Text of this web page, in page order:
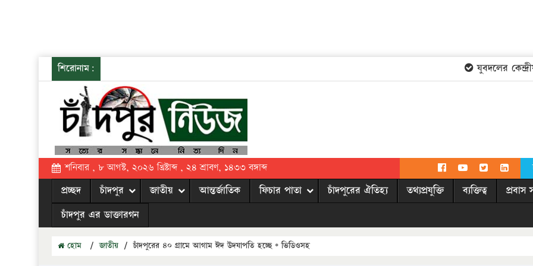
শিরোনাম: যুবদলের কেন্দ্রীয়
শনিবার , ৮ আগস্ট, ২০২৬ খ্রিষ্টাব্দ , ২৪ শ্রাবণ, ১৪৩৩ বঙ্গাব্দ
প্রচ্ছদ চাঁদপুর জাতীয় আন্তর্জাতিক ফিচার পাতা চাঁদপুরের ঐতিহ্য তথ্যপ্রযুক্তি ব্যক্তিত্ব প্রবাস
চাঁদপুর এর ডাক্তারগন
হোম / জাতীয় / চাঁদপুরের ৪০ গ্রামে আগাম ঈদ উদযাপতি হচ্ছে * ভিডিওসহ